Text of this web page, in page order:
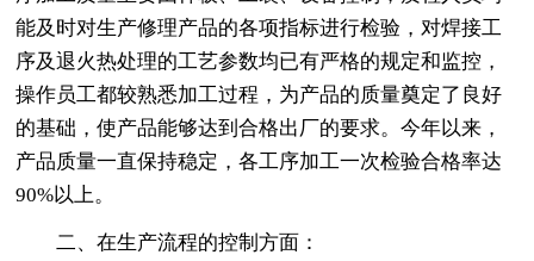
能及时对生产修理产品的各项指标进行检验，对焊接工
序及退火热处理的工艺参数均已有严格的规定和监控，
操作员工都较熟悉加工过程，为产品的质量奠定了良好
的基础，使产品能够达到合格出厂的要求。今年以来，
产品质量一直保持稳定，各工序加工一次检验合格率达
90%以上。
二、在生产流程的控制方面：